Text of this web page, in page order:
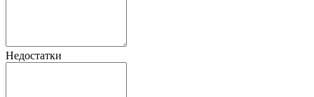
Недостатки